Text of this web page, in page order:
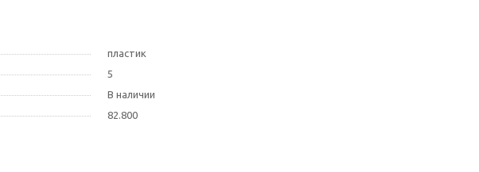
пластик
5
В наличии
82.800